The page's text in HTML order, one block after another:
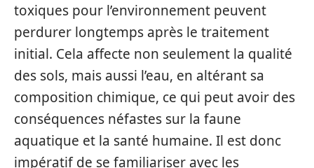
toxiques pour l’environnement peuvent
perdurer longtemps après le traitement
initial. Cela affecte non seulement la qualité
des sols, mais aussi l’eau, en altérant sa
composition chimique, ce qui peut avoir des
conséquences néfastes sur la faune
aquatique et la santé humaine. Il est donc
impératif de se familiariser avec les